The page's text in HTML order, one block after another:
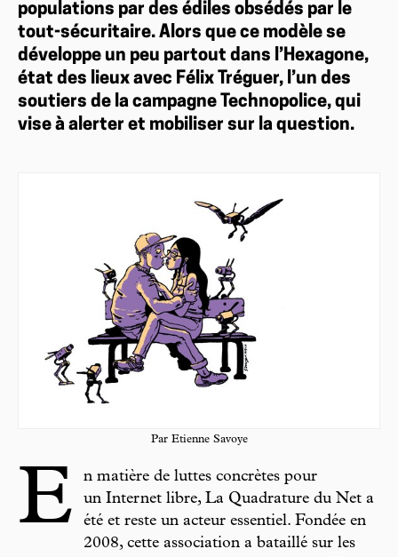
populations par des édiles obsédés par le
tout-sécuritaire. Alors que ce modèle se
développe un peu partout dans l’Hexagone,
état des lieux avec Félix Tréguer, l’un des
soutiers de la campagne Technopolice, qui
vise à alerter et mobiliser sur la question.
Par Etienne Savoye
E
n matière de luttes concrètes pour
un Internet libre, La Quadrature du Net a
été et reste un acteur essentiel. Fondée en
2008, cette association a bataillé sur les